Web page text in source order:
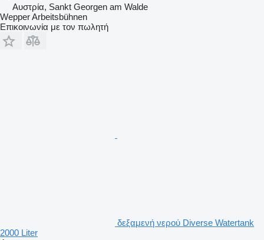
Αυστρία, Sankt Georgen am Walde
Wepper Arbeitsbühnen
Επικοινωνία με τον πωλητή
δεξαμενή νερού Diverse Watertank
2000 Liter